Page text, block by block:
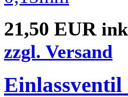
21,50 EUR
zzgl. Versand